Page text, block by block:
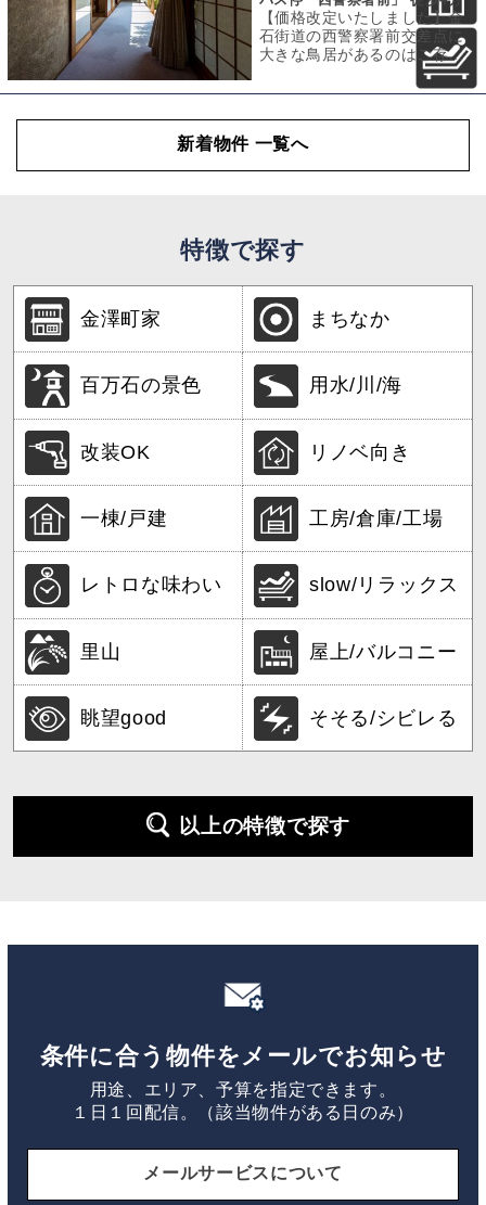
【価格改定いたしました】金
石街道の西警察署前交差点に
大きな鳥居があるのはご存知
でしょうか？1300年の歴史が
ある大野湊神
新着物件 一覧へ
特徴で探す
金澤町家 まちなか
百万石の景色 用水/川/海
改装OK リノベ向き
一棟/戸建 工房/倉庫/工場
レトロな味わい slow/リラックス
里山 屋上/バルコニー
眺望good そそる/シビレる
以上の特徴で探す
条件に合う物件をメールでお知らせ
用途、エリア、予算を指定できます。
１日１回配信。（該当物件がある日のみ）
メールサービスについて